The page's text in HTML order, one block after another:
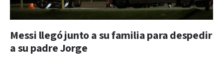
Messi llegó junto a su familia para despedir
a su padre Jorge